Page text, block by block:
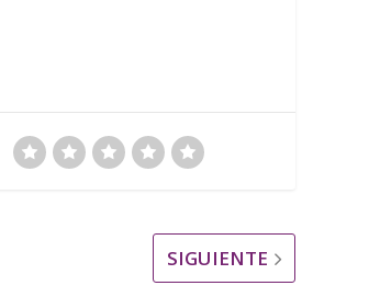
SIGUIENTE